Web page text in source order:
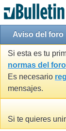
Aviso del foro
Si esta es tu
normas del foro
Es necesario
mensajes.
Si te quieres unir